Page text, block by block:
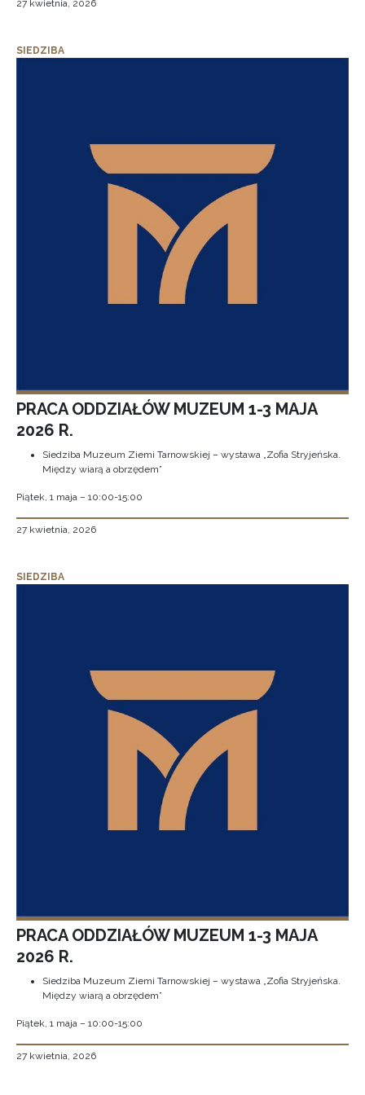
27 kwietnia, 2026
SIEDZIBA
PRACA ODDZIAŁÓW MUZEUM 1-3 MAJA
2026 R.
Siedziba Muzeum Ziemi Tarnowskiej – wystawa „Zofia Stryjeńska.
Między wiarą a obrzędem”
Piątek, 1 maja – 10:00-15:00
27 kwietnia, 2026
SIEDZIBA
PRACA ODDZIAŁÓW MUZEUM 1-3 MAJA
2026 R.
Siedziba Muzeum Ziemi Tarnowskiej – wystawa „Zofia Stryjeńska.
Między wiarą a obrzędem”
Piątek, 1 maja – 10:00-15:00
27 kwietnia, 2026